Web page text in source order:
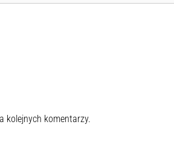
kolejnych komentarzy.